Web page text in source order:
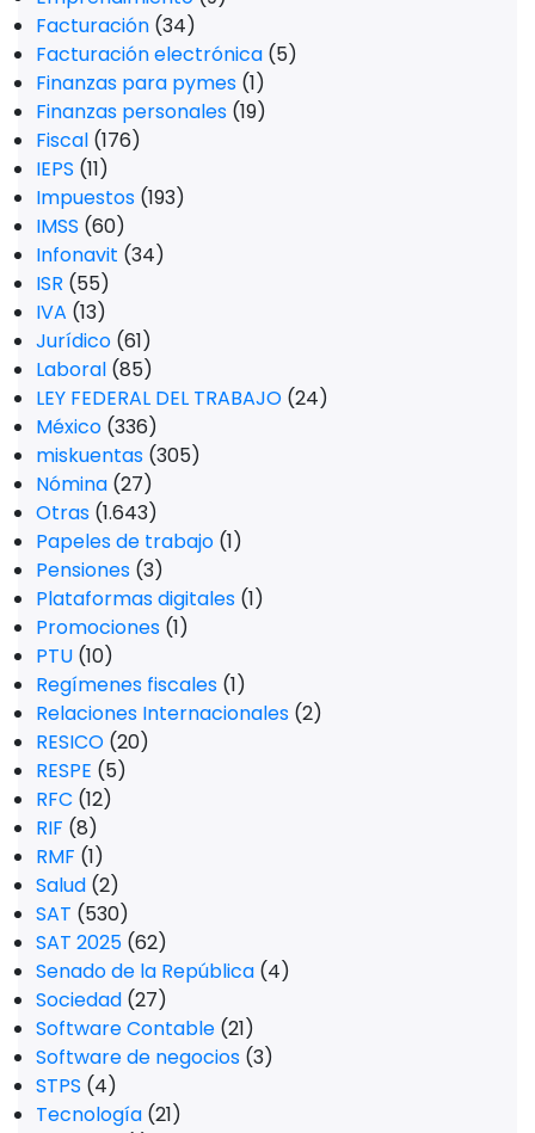
Facturación (34)
Facturación electrónica (5)
Finanzas para pymes (1)
Finanzas personales (19)
Fiscal (176)
IEPS (11)
Impuestos (193)
IMSS (60)
Infonavit (34)
ISR (55)
IVA (13)
Jurídico (61)
Laboral (85)
LEY FEDERAL DEL TRABAJO (24)
México (336)
miskuentas (305)
Nómina (27)
Otras (1.643)
Papeles de trabajo (1)
Pensiones (3)
Plataformas digitales (1)
Promociones (1)
PTU (10)
Regímenes fiscales (1)
Relaciones Internacionales (2)
RESICO (20)
RESPE (5)
RFC (12)
RIF (8)
RMF (1)
Salud (2)
SAT (530)
SAT 2025 (62)
Senado de la República (4)
Sociedad (27)
Software Contable (21)
Software de negocios (3)
STPS (4)
Tecnología (21)